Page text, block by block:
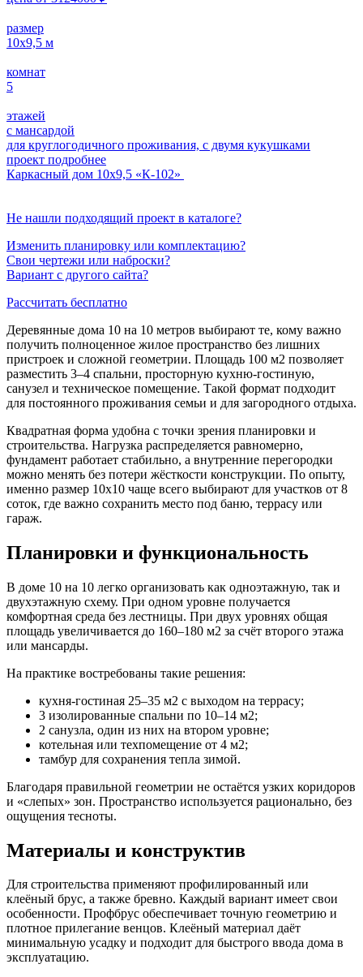
размер
10х9,5 м
комнат
5
этажей
с мансардой
для круглогодичного проживания, с двумя кукушками
проект подробнее
Каркасный дом 10х9,5 «К-102»
Не нашли подходящий проект в каталоге?
Изменить планировку или комплектацию?
Свои чертежи или наброски?
Вариант с другого сайта?
Рассчитать бесплатно
Деревянные дома 10 на 10 метров выбирают те, кому важно
получить полноценное жилое пространство без лишних
пристроек и сложной геометрии. Площадь 100 м2 позволяет
разместить 3–4 спальни, просторную кухню-гостиную,
санузел и техническое помещение. Такой формат подходит
для постоянного проживания семьи и для загородного отдыха.
Квадратная форма удобна с точки зрения планировки и
строительства. Нагрузка распределяется равномерно,
фундамент работает стабильно, а внутренние перегородки
можно менять без потери жёсткости конструкции. По опыту,
именно размер 10х10 чаще всего выбирают для участков от 8
соток, где важно сохранить место под баню, террасу или
гараж.
Планировки и функциональность
В доме 10 на 10 легко организовать как одноэтажную, так и
двухэтажную схему. При одном уровне получается
комфортная среда без лестницы. При двух уровнях общая
площадь увеличивается до 160–180 м2 за счёт второго этажа
или мансарды.
На практике востребованы такие решения:
кухня-гостиная 25–35 м2 с выходом на террасу;
3 изолированные спальни по 10–14 м2;
2 санузла, один из них на втором уровне;
котельная или техпомещение от 4 м2;
тамбур для сохранения тепла зимой.
Благодаря правильной геометрии не остаётся узких коридоров
и «слепых» зон. Пространство используется рационально, без
ощущения тесноты.
Материалы и конструктив
Для строительства применяют профилированный или
клеёный брус, а также бревно. Каждый вариант имеет свои
особенности. Профбрус обеспечивает точную геометрию и
плотное прилегание венцов. Клеёный материал даёт
минимальную усадку и подходит для быстрого ввода дома в
эксплуатацию.